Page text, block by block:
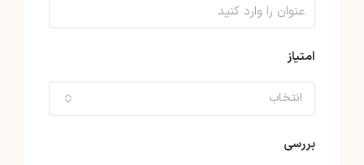
امتیاز
انتخاب
بررسی